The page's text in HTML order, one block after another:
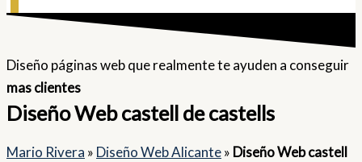
Diseño páginas web que realmente te ayuden a conseguir
mas clientes
Diseño Web castell de castells
Mario Rivera » Diseño Web Alicante» Diseño Web castell